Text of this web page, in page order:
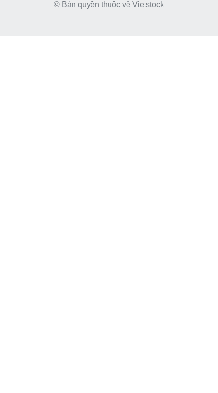
© Bản quyền thuộc về Vietstock